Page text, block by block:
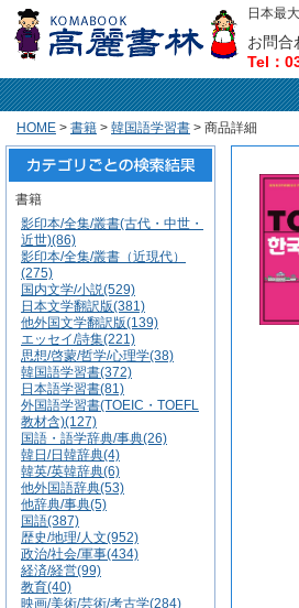
日本最
お問
Tel：
HOME > 書籍 > 韓国語学習書 > 商品詳細
書籍
影印本/全集/叢書(古代・中世・
近世)(86)
影印本/全集/叢書（近現代）
(275)
国内文学/小説(529)
日本文学翻訳版(381)
他外国文学翻訳版(139)
エッセイ/詩集(221)
思想/啓蒙/哲学/心理学(38)
韓国語学習書(372)
日本語学習書(81)
外国語学習書(TOEIC・TOEFL
教材含)(127)
国語・語学辞典/事典(26)
韓日/日韓辞典(4)
韓英/英韓辞典(6)
他外国語辞典(53)
他辞典/事典(5)
国語(387)
歴史/地理/人文(952)
政治/社会/軍事(434)
経済/経営(99)
教育(40)
映画/美術/芸術/考古学(284)